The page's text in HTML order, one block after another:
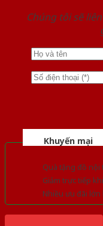
Chúng tôi sẽ
Khuyến mại
Quà tặng đồ
Giảm trực tiếp
Nhiều ưu đãi